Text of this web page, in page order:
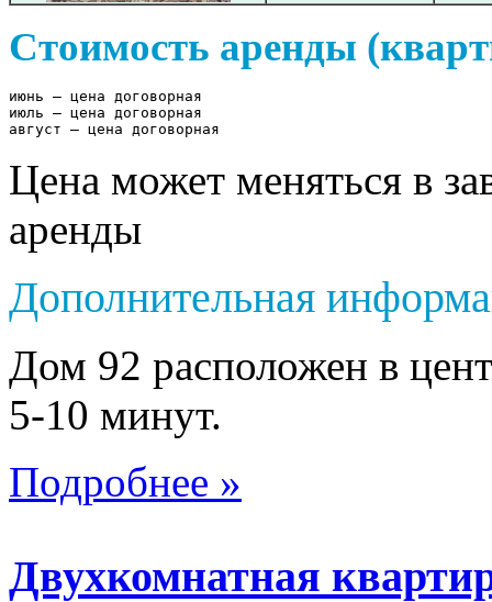
Стоимость аренды
июнь – цена договорная
июль – цена договорная
август – цена договорная
Цена может меняться в
аренды
Дополнительная
Дом 92 расположен в
5-10 минут.
Подробнее »
Двухкомнатная